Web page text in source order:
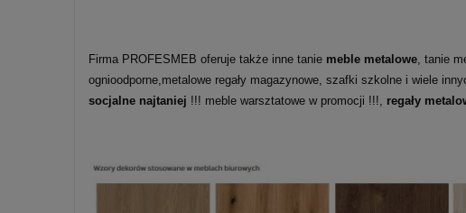
Firma PROFESMEB oferuje także inne tanie meble metalowe , tanie
ognioodporne,metalowe regały magazynowe, szafki szkolne i wiele
socjalne najtaniej !!! meble warsztatowe w promocji !!!, regały